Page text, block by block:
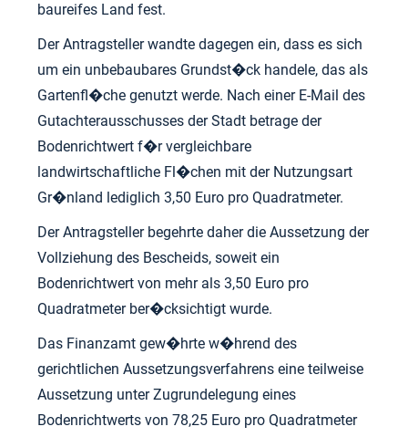
baureifes Land fest.
Der Antragsteller wandte dagegen ein, dass es sich
um ein unbebaubares Grundst�ck handele, das als
Gartenfl�che genutzt werde. Nach einer E-Mail des
Gutachterausschusses der Stadt betrage der
Bodenrichtwert f�r vergleichbare
landwirtschaftliche Fl�chen mit der Nutzungsart
Gr�nland lediglich 3,50 Euro pro Quadratmeter.
Der Antragsteller begehrte daher die Aussetzung der
Vollziehung des Bescheids, soweit ein
Bodenrichtwert von mehr als 3,50 Euro pro
Quadratmeter ber�cksichtigt wurde.
Das Finanzamt gew�hrte w�hrend des
gerichtlichen Aussetzungsverfahrens eine teilweise
Aussetzung unter Zugrundelegung eines
Bodenrichtwerts von 78,25 Euro pro Quadratmeter